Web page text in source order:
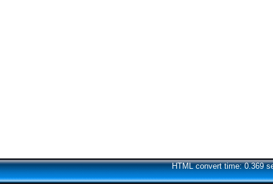
HTML convert time: 0.369